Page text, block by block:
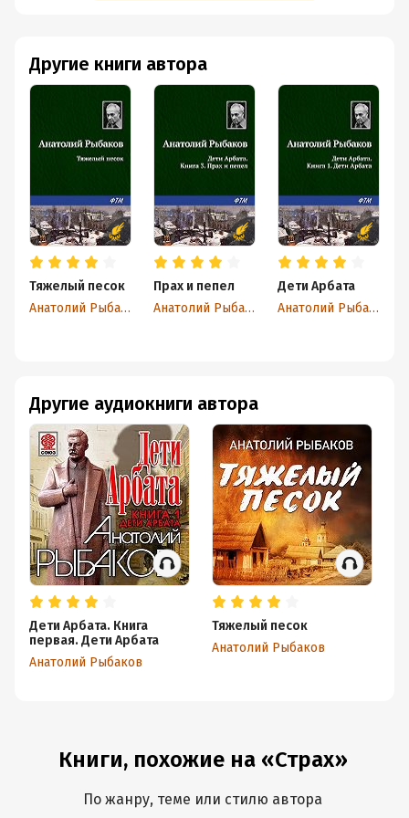
Другие книги автора
Тяжелый песок
Анатолий Рыбаков
Прах и пепел
Анатолий Рыбаков
Дети Арбата
Анатолий Рыбаков
Другие аудиокниги автора
Дети Арбата. Книга
первая. Дети Арбата
Анатолий Рыбаков
Тяжелый песок
Анатолий Рыбаков
Книги, похожие на «Страх»
По жанру, теме или стилю автора